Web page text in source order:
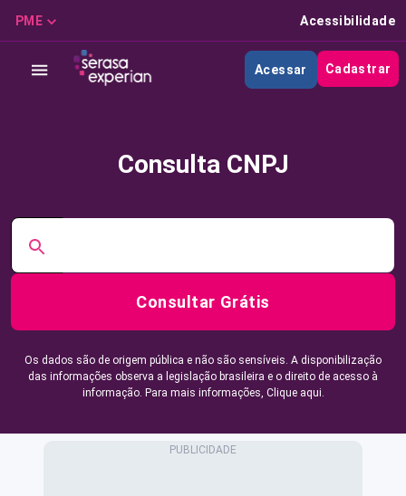
PME Acessibilidade
Acessar Cadastrar
Consulta CNPJ
Consultar Grátis
Os dados são de origem pública e não são sensíveis. A disponibilização
das informações observa a legislação brasileira e o direito de acesso à
informação. Para mais informações, Clique aqui.